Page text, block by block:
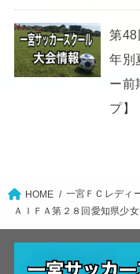
第
年
ー前
プ】
HOME
一宮ＦＣレディ
ＡＩＦＡ第２８回愛知県少